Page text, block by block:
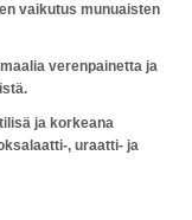
vaikutus munuaisten
verenpainetta ja
ja korkeana
, uraatti- ja